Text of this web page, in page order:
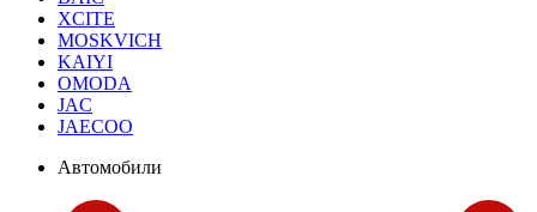
XCITE
MOSKVICH
KAIYI
OMODA
JAC
JAECOO
Автомобили